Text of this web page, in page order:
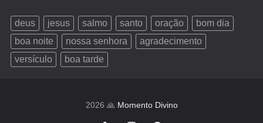
deus jesus salmo santo oração
bom dia
boa noite
nossa senhora
agradecimento
versículo
boa tarde
2026 🙏 Momento Divino